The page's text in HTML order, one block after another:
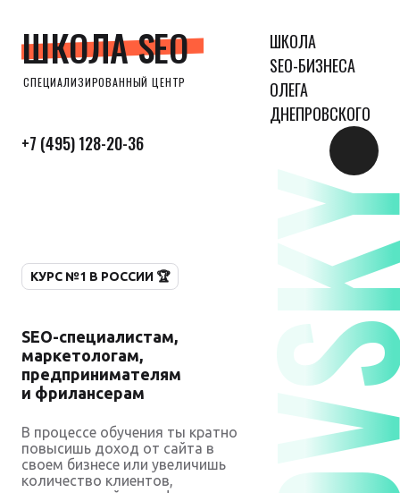
ШКОЛА SEO
СПЕЦИАЛИЗИРОВАННЫЙ ЦЕНТР
ШКОЛА
SEO-БИЗНЕСА
ОЛЕГА
ДНЕПРОВСКОГО
+7 (495) 128-20-36
КУРС №1 В РОССИИ 🏆
SEO-специалистам,
маркетологам,
предпринимателям
и фрилансерам
В процессе обучения ты кратно
повысишь доход от сайта в
своем бизнесе или увеличишь
количество клиентов,